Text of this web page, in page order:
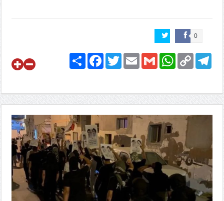
0
ShareFacebookTwitterEmailGmail
WhatsApp Copy
Link
Telegram